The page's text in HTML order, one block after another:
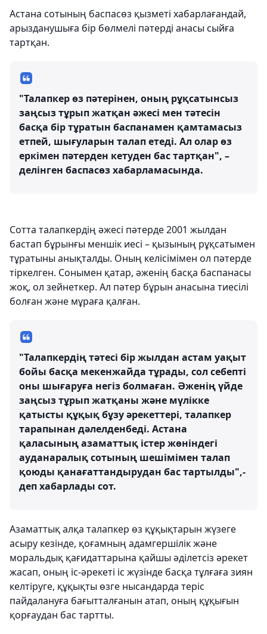
Астана сотының баспасөз қызметі хабарлағандай,
арызданушыға бір бөлмелі пәтерді анасы сыйға
тартқан.
"Талапкер өз пәтерінен, оның рұқсатынсыз
заңсыз тұрып жатқан әжесі мен тәтесін
басқа бір тұратын баспанамен қамтамасыз
етпей, шығуларын талап етеді. Ал олар өз
еркімен пәтерден кетуден бас тартқан", –
делінген баспасөз хабарламасында.
Сотта талапкердің әжесі пәтерде 2001 жылдан
бастап бұрынғы меншік иесі – қызының рұқсатымен
тұратыны анықталды. Оның келісімімен ол пәтерде
тіркелген. Сонымен қатар, әженің басқа баспанасы
жоқ, ол зейнеткер. Ал пәтер бұрын анасына тиесілі
болған және мұраға қалған.
"Талапкердің тәтесі бір жылдан астам уақыт
бойы басқа мекенжайда тұрады, сол себепті
оны шығаруға негіз болмаған. Әженің үйде
заңсыз тұрып жатқаны және мүлікке
қатысты құқық бұзу әрекеттері, талапкер
тарапынан дәлелденбеді. Астана
қаласының азаматтық істер жөніндегі
ауданаралық сотының шешімімен талап
қоюды қанағаттандырудан бас тартылды",-
деп хабарлады сот.
Азаматтық алқа талапкер өз құқықтарын жүзеге
асыру кезінде, қоғамның адамгершiлiк және
моральдық қағидаттарына қайшы әділетсіз әрекет
жасап, оның іс-әрекеті іс жүзінде басқа тұлғаға зиян
келтiруге, құқықты өзге нысандарда теріс
пайдалануға бағытталғанын атап, оның құқығын
қорғаудан бас тартты.